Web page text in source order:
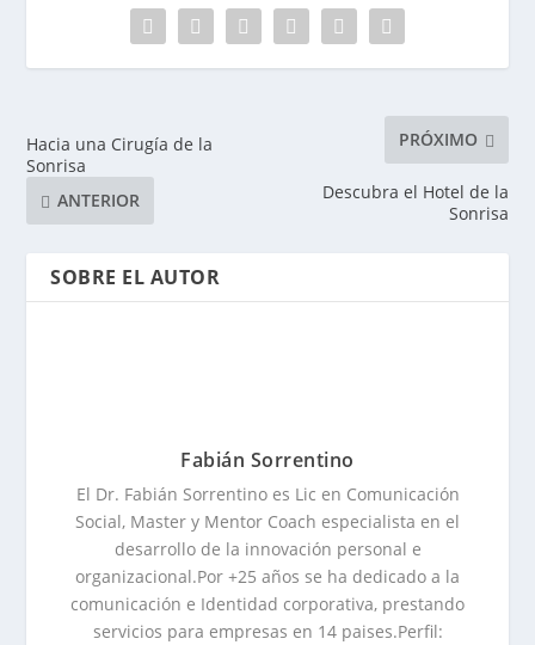
Hacia una Cirugía de la
Sonrisa
ANTERIOR
PRÓXIMO
Descubra el Hotel de la
Sonrisa
SOBRE EL AUTOR
Fabián Sorrentino
El Dr. Fabián Sorrentino es Lic en Comunicación
Social, Master y Mentor Coach especialista en el
desarrollo de la innovación personal e
organizacional.Por +25 años se ha dedicado a la
comunicación e Identidad corporativa, prestando
servicios para empresas en 14 paises.Perfil: